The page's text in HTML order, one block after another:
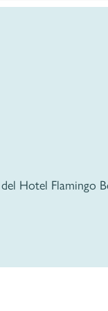
Hotel Flamingo